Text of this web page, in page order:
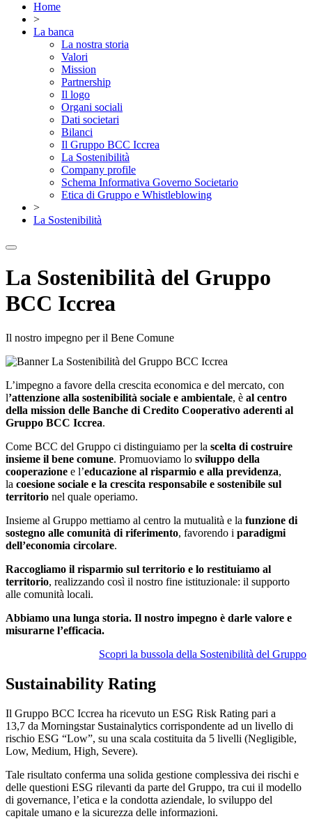
Home
>
La banca
La nostra storia
Valori
Mission
Partnership
Il logo
Organi sociali
Dati societari
Bilanci
Il Gruppo BCC Iccrea
La Sostenibilità
Company profile
Schema Informativa Governo Societario
Etica di Gruppo e Whistleblowing
>
La Sostenibilità
La Sostenibilità del Gruppo
BCC Iccrea
Il nostro impegno per il Bene Comune
L’impegno a favore della crescita economica e del mercato, con
l’attenzione alla sostenibilità sociale e ambientale, è al centro
della mission delle Banche di Credito Cooperativo aderenti al
Gruppo BCC Iccrea.
Come BCC del Gruppo ci distinguiamo per la scelta di costruire
insieme il bene comune. Promuoviamo lo sviluppo della
cooperazione e l’educazione al risparmio e alla previdenza,
la coesione sociale e la crescita responsabile e sostenibile sul
territorio nel quale operiamo.
Insieme al Gruppo mettiamo al centro la mutualità e la funzione di
sostegno alle comunità di riferimento, favorendo i paradigmi
dell’economia circolare.
Raccogliamo il risparmio sul territorio e lo restituiamo al
territorio, realizzando così il nostro fine istituzionale: il supporto
alle comunità locali.
Abbiamo una lunga storia. Il nostro impegno è darle valore e
misurarne l’efficacia.
Scopri la bussola della Sostenibilità del Gruppo
Sustainability Rating
Il Gruppo BCC Iccrea ha ricevuto un ESG Risk Rating pari a
13,7 da Morningstar Sustainalytics corrispondente ad un livello di
rischio ESG “Low”, su una scala costituita da 5 livelli (Negligible,
Low, Medium, High, Severe).
Tale risultato conferma una solida gestione complessiva dei rischi e
delle questioni ESG rilevanti da parte del Gruppo, tra cui il modello
di governance, l’etica e la condotta aziendale, lo sviluppo del
capitale umano e la sicurezza delle informazioni.